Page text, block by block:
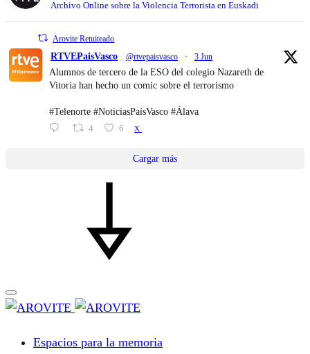
Archivo Online sobre la Violencia Terrorista en Euskadi
Arovite Retuiteado
RTVEPaisVasco @rtvepaisvasco · 3 Jun
Alumnos de tercero de la ESO del colegio Nazareth de
Vitoria han hecho un comic sobre el terrorismo
#Telenorte #NoticiasPaísVasco #Álava
4 6 X
Cargar más
Espacios para la memoria